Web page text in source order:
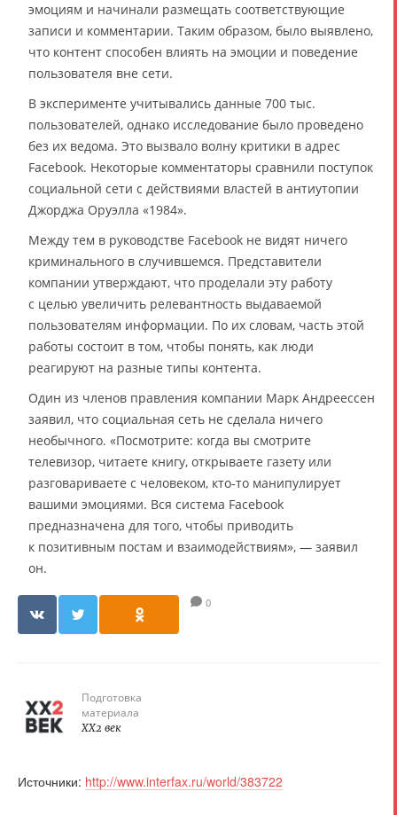
эмоциям и начинали размещать соответствующие
записи и комментарии. Таким образом, было выявлено,
что контент способен влиять на эмоции и поведение
пользователя вне сети.
В эксперименте учитывались данные 700 тыс.
пользователей, однако исследование было проведено
без их ведома. Это вызвало волну критики в адрес
Facebook. Некоторые комментаторы сравнили поступок
социальной сети с действиями властей в антиутопии
Джорджа Оруэлла «1984».
Между тем в руководстве Facebook не видят ничего
криминального в случившемся. Представители
компании утверждают, что проделали эту работу
с целью увеличить релевантность выдаваемой
пользователям информации. По их словам, часть этой
работы состоит в том, чтобы понять, как люди
реагируют на разные типы контента.
Один из членов правления компании Марк Андреессен
заявил, что социальная сеть не сделала ничего
необычного. «Посмотрите: когда вы смотрите
телевизор, читаете книгу, открываете газету или
разговариваете с человеком, кто-то манипулирует
вашими эмоциями. Вся система Facebook
предназначена для того, чтобы приводить
к позитивным постам и взаимодействиям», — заявил
он.
0
Подготовка
материала
XX2 век
Источники: http://www.interfax.ru/world/383722